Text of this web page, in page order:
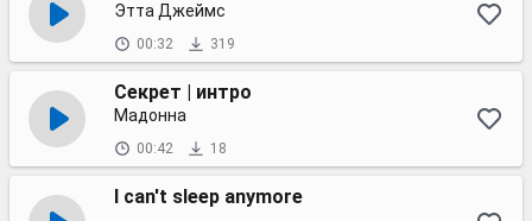
Этта Джеймс
00:32 319
Секрет | интро
Мадонна
00:42 18
I can't sleep anymore